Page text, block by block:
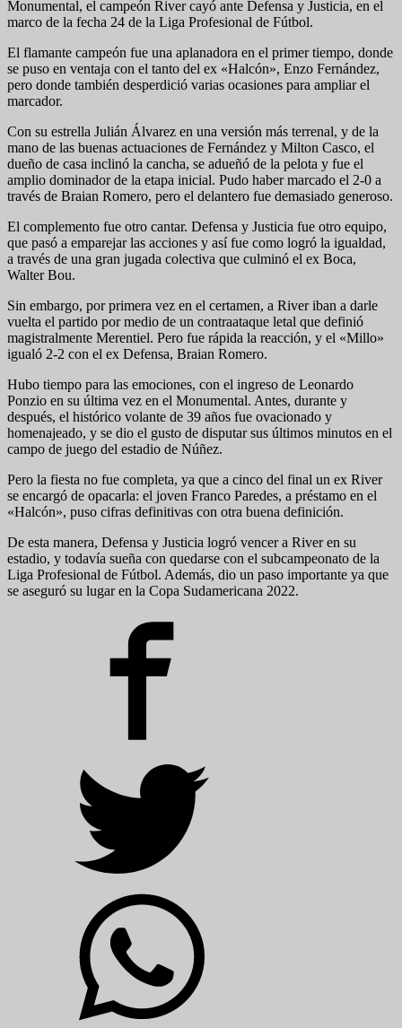
Monumental, el campeón River cayó ante Defensa y Justicia, en el
marco de la fecha 24 de la Liga Profesional de Fútbol.
El flamante campeón fue una aplanadora en el primer tiempo, donde
se puso en ventaja con el tanto del ex «Halcón», Enzo Fernández,
pero donde también desperdició varias ocasiones para ampliar el
marcador.
Con su estrella Julián Álvarez en una versión más terrenal, y de la
mano de las buenas actuaciones de Fernández y Milton Casco, el
dueño de casa inclinó la cancha, se adueñó de la pelota y fue el
amplio dominador de la etapa inicial. Pudo haber marcado el 2-0 a
través de Braian Romero, pero el delantero fue demasiado generoso.
El complemento fue otro cantar. Defensa y Justicia fue otro equipo,
que pasó a emparejar las acciones y así fue como logró la igualdad,
a través de una gran jugada colectiva que culminó el ex Boca,
Walter Bou.
Sin embargo, por primera vez en el certamen, a River iban a darle
vuelta el partido por medio de un contraataque letal que definió
magistralmente Merentiel. Pero fue rápida la reacción, y el «Millo»
igualó 2-2 con el ex Defensa, Braian Romero.
Hubo tiempo para las emociones, con el ingreso de Leonardo
Ponzio en su última vez en el Monumental. Antes, durante y
después, el histórico volante de 39 años fue ovacionado y
homenajeado, y se dio el gusto de disputar sus últimos minutos en el
campo de juego del estadio de Núñez.
Pero la fiesta no fue completa, ya que a cinco del final un ex River
se encargó de opacarla: el joven Franco Paredes, a préstamo en el
«Halcón», puso cifras definitivas con otra buena definición.
De esta manera, Defensa y Justicia logró vencer a River en su
estadio, y todavía sueña con quedarse con el subcampeonato de la
Liga Profesional de Fútbol. Además, dio un paso importante ya que
se aseguró su lugar en la Copa Sudamericana 2022.